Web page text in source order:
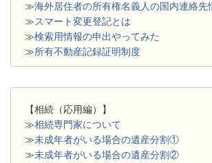
≫海外居住者の所有権名義人の国内連絡先
≫スマート変更登記とは
≫検索用情報の申出やってみた
≫所有不動産記録証明制度
【相続（応用編）】
≫相続専門家について
≫未成年者がいる場合の遺産分割①
≫未成年者がいる場合の遺産分割②